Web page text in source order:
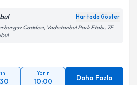
Haritada Göster
Caddesi, Vadistanbul Park Etabı, 7F
Yarın
10:00 Daha Fazla